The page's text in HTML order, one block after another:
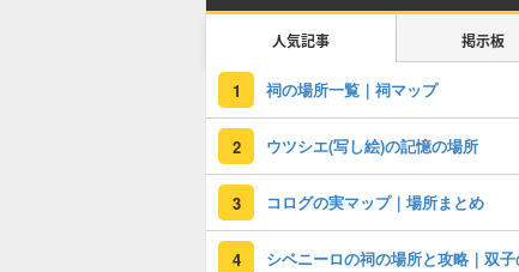
人気記事 掲示板
1 祠の場所一覧｜祠マップ
2 ウツシエ(写し絵)の記憶の場所
3 コログの実マップ｜場所まとめ
4